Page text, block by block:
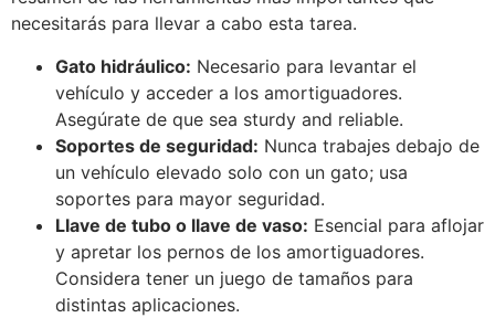
necesitarás para llevar a cabo esta tarea.
Gato hidráulico: Necesario para levantar el
vehículo y acceder a los amortiguadores.
Asegúrate de que sea sturdy and reliable.
Soportes de seguridad: Nunca trabajes debajo de
un vehículo elevado solo con un gato; usa
soportes para mayor seguridad.
Llave de tubo o llave de vaso: Esencial para aflojar
y apretar los pernos de los amortiguadores.
Considera tener un juego de tamaños para
distintas aplicaciones.